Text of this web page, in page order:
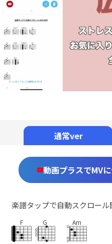
通常ver
動画プラスでMV
楽譜タップで自動スクロール
F G Am